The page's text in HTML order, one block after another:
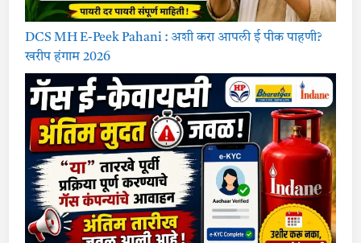
DCS MH E-Peek Pahani : अशी करा आपली ई पीक पाहणी?
खरीप हंगाम 2026